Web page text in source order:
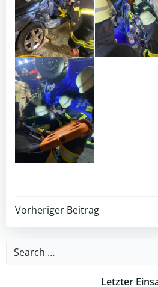
Post
navigation
Vorheriger Beitrag
Search
Letzter